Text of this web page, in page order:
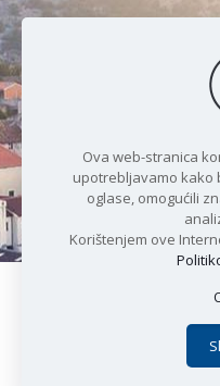
Čudesan
Copyright © 2021
Ova web-stranica
upotrebljavamo kako
oglase, omogućili
Korištenjem ove